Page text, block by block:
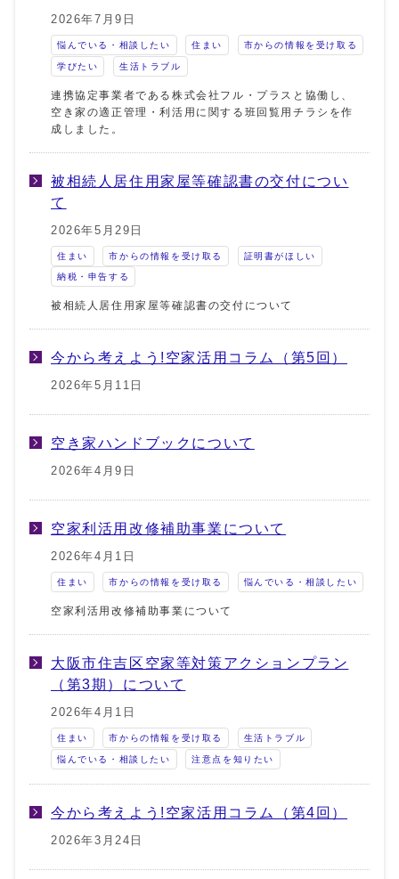
2026年7月9日
悩んでいる・相談したい 住まい 市からの情報を受け取る
学びたい 生活トラブル
連携協定事業者である株式会社フル・プラスと協働し、
空き家の適正管理・利活用に関する班回覧用チラシを作
成しました。
被相続人居住用家屋等確認書の交付につい
て
2026年5月29日
住まい 市からの情報を受け取る 証明書がほしい
納税・申告する
被相続人居住用家屋等確認書の交付について
今から考えよう!空家活用コラム（第5回）
2026年5月11日
空き家ハンドブックについて
2026年4月9日
空家利活用改修補助事業について
2026年4月1日
住まい 市からの情報を受け取る 悩んでいる・相談したい
空家利活用改修補助事業について
大阪市住吉区空家等対策アクションプラン
（第3期）について
2026年4月1日
住まい 市からの情報を受け取る 生活トラブル
悩んでいる・相談したい 注意点を知りたい
今から考えよう!空家活用コラム（第4回）
2026年3月24日